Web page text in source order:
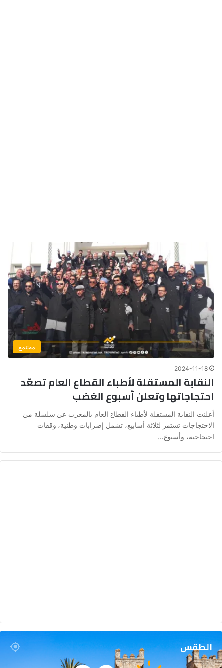
مجتمع
2024-11-18
النقابة المستقلة لأطباء القطاع العام تصعّد
احتجاجاتها وتعلن أسبوع الغضب
أعلنت النقابة المستقلة لأطباء القطاع العام بالمغرب عن سلسلة من
الاحتجاجات تستمر لثلاثة أسابيع، تشمل إضرابات وطنية، وقفات
احتجاجية، وأسبوع…
الطقس